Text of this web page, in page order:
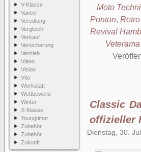
V-Klasse
Vaneo
Veredlung
Vergleich
Verkauf
Versicherung
Vertrieb
Viano
Vision
Vito
Werkstatt
Wettbewerb
Winter
X-Klasse
Youngtimer
Zubehör
Zubehör
Zukunft
Moto
Ponton,
Revival
Veterama,
Classic
offizieller
Dienstag, 30.